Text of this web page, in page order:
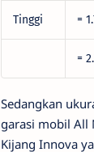
Tinggi =
=
Sedangkan
garasi mobil All
Kijang Innova